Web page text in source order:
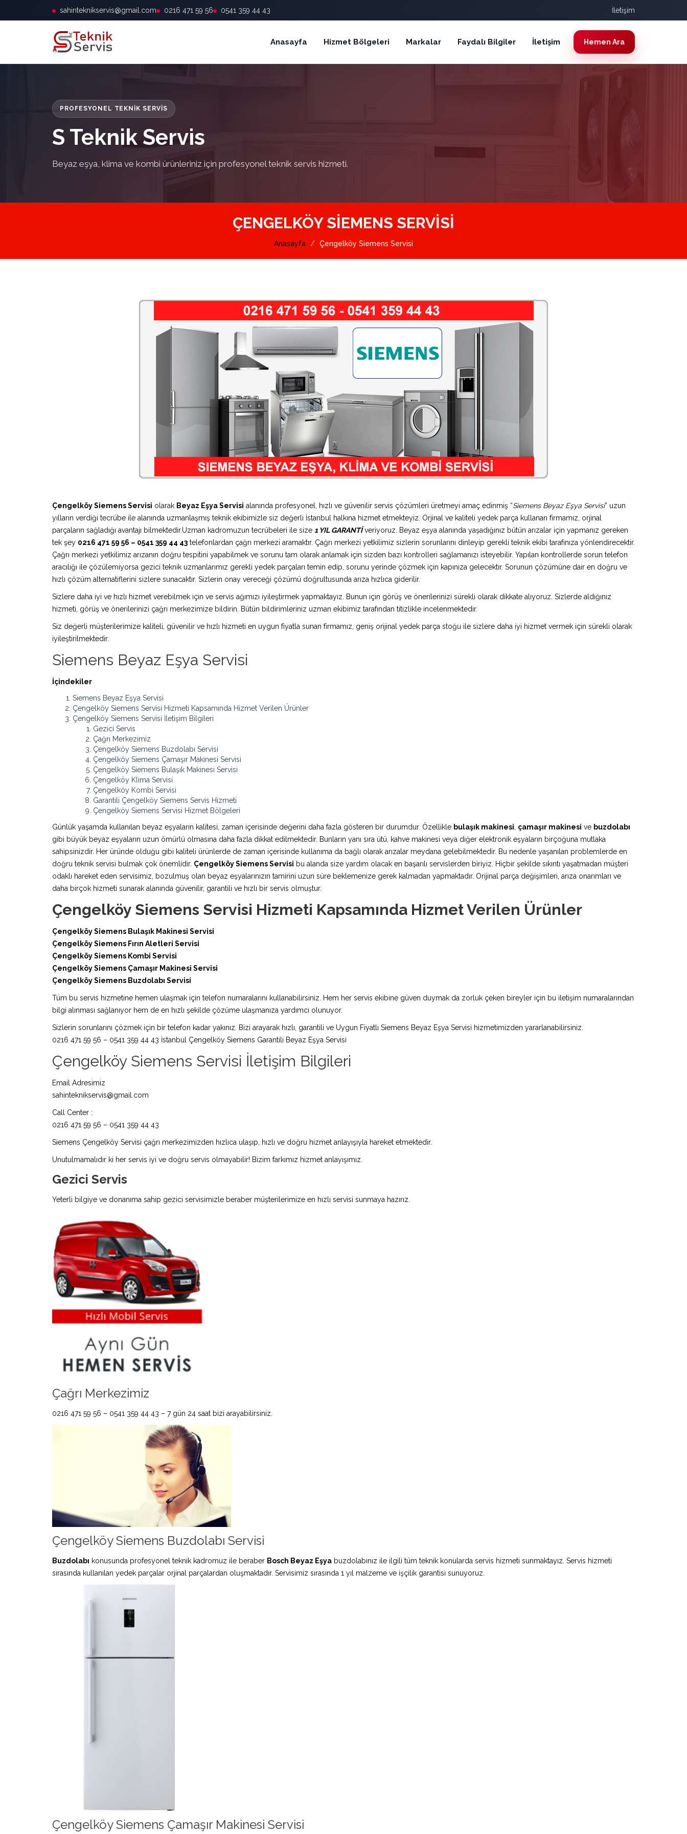
sahinteknikservis@gmail.com 0216 471 59 56 0541 359 44 43 İletişim
Anasayfa Hizmet Bölgeleri Markalar Faydalı Bilgiler İletişim Hemen Ara
PROFESYONEL TEKNIK SERVIS
S Teknik Servis
Beyaz eşya, klima ve kombi ürünleriniz için profesyonel teknik servis hizmeti.
ÇENGELKÖY SIEMENS SERVISI
Anasayfa Çengelköy Siemens Servisi
Çengelköy Siemens Servisi olarak Beyaz Eşya Servisi alanında profesyonel, hızlı ve güvenilir servis çözümleri üretmeyi amaç edinmiş “Siemens Beyaz Eşya Servisi” uzun
yılların verdiği tecrübe ile alanında uzmanlaşmış teknik ekibimizle siz değerli İstanbul halkına hizmet etmekteyiz. Orjinal ve kaliteli yedek parça kullanan firmamız, orjinal
parçaların sağladığı avantajı bilmektedir.Uzman kadromuzun tecrübeleri ile size 1 YIL GARANTİveriyoruz. Beyaz eşya alanında yaşadığınız bütün arızalar için yapmanız gereken
tek şey 0216 471 59 56 – 0541 359 44 43 telefonlardan çağrı merkezi aramaktır. Çağrı merkezi yetkilimiz sizlerin sorunlarını dinleyip gerekli teknik ekibi tarafınıza yönlendirecektir.
Çağrı merkezi yetkilimiz arızanın doğru tespitini yapabilmek ve sorunu tam olarak anlamak için sizden bazı kontrolleri sağlamanızı isteyebilir. Yapılan kontrollerde sorun telefon
aracılığı ile çözülemiyorsa gezici teknik uzmanlarımız gerekli yedek parçaları temin edip, sorunu yerinde çözmek için kapınıza gelecektir. Sorunun çözümüne dair en doğru ve
hızlı çözüm alternatiflerini sizlere sunacaktır. Sizlerin onay vereceği çözümü doğrultusunda arıza hızlıca giderilir.
Sizlere daha iyi ve hızlı hizmet verebilmek için ve servis ağımızı iyileştirmek yapmaktayız. Bunun için görüş ve önerilerinizi sürekli olarak dikkate alıyoruz. Sizlerde aldığınız
hizmeti, görüş ve önerilerinizi çağrı merkezimize bildirin. Bütün bildirimleriniz uzman ekibimiz tarafından titizlikle incelenmektedir.
Siz değerli müşterilerimize kaliteli, güvenilir ve hızlı hizmeti en uygun fiyatla sunan firmamız, geniş orijinal yedek parça stoğu ile sizlere daha iyi hizmet vermek için sürekli olarak
iyileştirilmektedir.
Siemens Beyaz Eşya Servisi
İçindekiler
Siemens Beyaz Eşya Servisi
Çengelköy Siemens Servisi Hizmeti Kapsamında Hizmet Verilen Ürünler
Çengelköy Siemens Servisi İletişim Bilgileri
Gezici Servis
Çağrı Merkezimiz
Çengelköy Siemens Buzdolabı Servisi
Çengelköy Siemens Çamaşır Makinesi Servisi
Çengelköy Siemens Bulaşık Makinesi Servisi
Çengelköy Klima Servisi
Çengelköy Kombi Servisi
Garantili Çengelköy Siemens Servis Hizmeti
Çengelköy Siemens Servisi Hizmet Bölgeleri
Günlük yaşamda kullanılan beyaz eşyaların kalitesi, zaman içerisinde değerini daha fazla gösteren bir durumdur. Özellikle bulaşık makinesi çamaşır makinesi ve buzdolabı
gibi büyük beyaz eşyaların uzun ömürlü olmasına daha fazla dikkat edilmektedir. Bunların yanı sıra ütü, kahve makinesi veya diğer elektronik eşyaların birçoğuna mutlaka
sahipsinizdir. Her üründe olduğu gibi kaliteli ürünlerde de zaman içerisinde kullanıma da bağlı olarak arızalar meydana gelebilmektedir. Bu nedenle yaşanılan problemlerde en
doğru teknik servisi bulmak çok önemlidir. Çengelköy Siemens Servisi bu alanda size yardım olacak en başarılı servislerden biriyiz. Hiçbir şekilde sıkıntı yaşatmadan müşteri
odaklı hareket eden servisimiz, bozulmuş olan beyaz eşyalarınızın tamirini uzun süre beklemenize gerek kalmadan yapmaktadır. Orijinal parça değişimleri, arıza onarımları ve
daha birçok hizmeti sunarak alanında güvenilir, garantili ve hızlı bir servis olmuştur.
Çengelköy Siemens Servisi Hizmeti Kapsamında Hizmet Verilen Ürünler
Çengelköy Siemens Bulaşık Makinesi Servisi
Çengelköy Siemens Fırın Aletleri Servisi
Çengelköy Siemens Kombi Servisi
Çengelköy Siemens Çamaşır Makinesi Servisi
Çengelköy Siemens Buzdolabı Servisi
Tüm bu servis hizmetine hemen ulaşmak için telefon numaralarını kullanabilirsiniz. Hem her servis ekibine güven duymak da zorluk çeken bireyler için bu iletişim numaralarından
bilgi alınması sağlanıyor hem de en hızlı şekilde çözüme ulaşmanıza yardımcı olunuyor.
Sizlerin sorunlarını çözmek için bir telefon kadar yakınız. Bizi arayarak hızlı, garantili ve Uygun Fiyatlı Siemens Beyaz Eşya Servisi hizmetimizden yararlanabilirsiniz.
0216 471 59 56 – 0541 359 44 43 İstanbul Çengelköy Siemens Garantili Beyaz Eşya Servisi
Çengelköy Siemens Servisi İletişim Bilgileri
Email Adresimiz
sahinteknikservis@gmail.com
Call Center :
0216 471 59 56 – 0541 359 44 43
Siemens Çengelköy Servisi çağrı merkezimizden hızlıca ulaşıp, hızlı ve doğru hizmet anlayışıyla hareket etmektedir.
Unutulmamalıdır ki her servis iyi ve doğru servis olmayabilir! Bizim farkımız hizmet anlayışımız.
Gezici Servis
Yeterli bilgiye ve donanıma sahip gezici servisimizle beraber müşterilerimize en hızlı servisi sunmaya hazırız.
Çağrı Merkezimiz
0216 471 59 56 – 0541 359 44 43 – 7 gün 24 saat bizi arayabilirsiniz.
Çengelköy Siemens Buzdolabı Servisi
Buzdolabı konusunda profesyonel teknik kadromuz ile beraber Bosch Beyaz Eşya buzdolabınız ile ilgili tüm teknik konularda servis hizmeti sunmaktayız. Servis hizmeti
sırasında kullanılan yedek parçalar orjinal parçalardan oluşmaktadır. Servisimiz sırasında 1 yıl malzeme ve işçilik garantisi sunuyoruz.
Çengelköy Siemens Çamaşır Makinesi Servisi